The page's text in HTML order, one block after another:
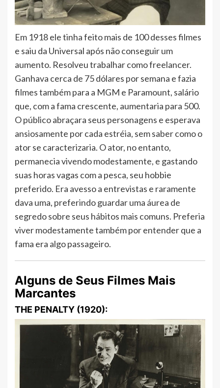
Em 1918 ele tinha feito mais de 100 desses filmes
e saiu da Universal após não conseguir um
aumento. Resolveu trabalhar como freelancer.
Ganhava cerca de 75 dólares por semana e fazia
filmes também para a MGM e Paramount, salário
que, com a fama crescente, aumentaria para 500.
O público abraçara seus personagens e esperava
ansiosamente por cada estréia, sem saber como o
ator se caracterizaria. O ator, no entanto,
permanecia vivendo modestamente, e gastando
suas horas vagas com a pesca, seu hobbie
preferido. Era avesso a entrevistas e raramente
dava uma, preferindo guardar uma áurea de
segredo sobre seus hábitos mais comuns. Preferia
viver modestamente também por entender que a
fama era algo passageiro.
Alguns de Seus Filmes Mais
Marcantes
THE PENALTY (1920):